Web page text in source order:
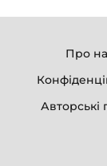
Про
Авторські